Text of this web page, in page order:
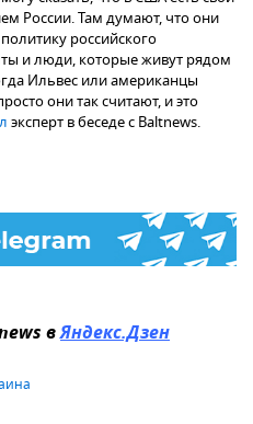
России. Там думают, что они
российского
и люди, которые живут рядом
Ильвес или американцы
они так считают, и это
эксперт в беседе с Baltnews.
вЯндекс.Дзен